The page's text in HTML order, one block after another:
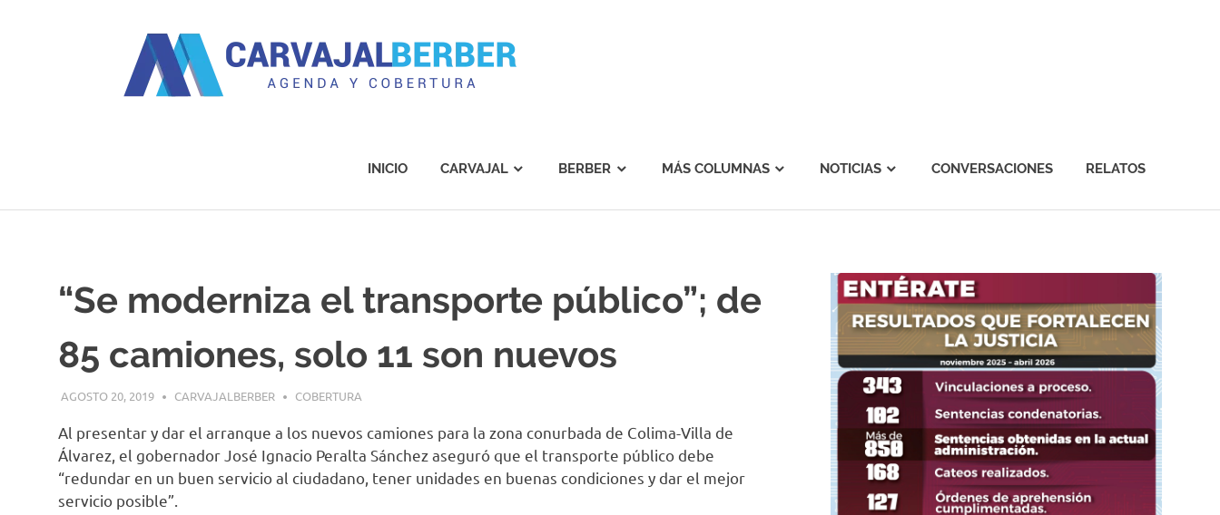
INICIO CARVAJAL BERBER MÁS COLUMNAS NOTICIAS CONVERSACIONES RELATOS
“Se moderniza el transporte público”; de
85 camiones, solo 11 son nuevos
AGOSTO 20, 2019 CARVAJALBERBER COBERTURA
Al presentar y dar el arranque a los nuevos camiones para la zona conurbada de Colima-Villa de
Álvarez, el gobernador José Ignacio Peralta Sánchez aseguró que el transporte público debe
“redundar en un buen servicio al ciudadano, tener unidades en buenas condiciones y dar el mejor
servicio posible”.